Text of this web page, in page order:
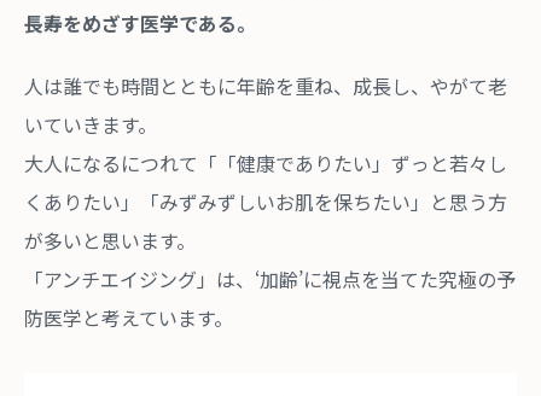
長寿をめざす医学である。
人は誰でも時間とともに年齢を重ね、成長し、やがて老
いていきます。
大人になるにつれて「「健康でありたい」ずっと若々し
くありたい」「みずみずしいお肌を保ちたい」と思う方
が多いと思います。
「アンチエイジング」は、‘加齢’に視点を当てた究極の予
防医学と考えています。